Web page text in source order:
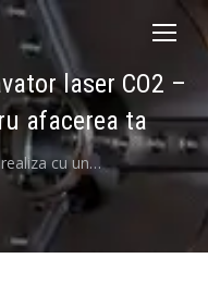
laser CO2 –
afacerea ta
cu un…